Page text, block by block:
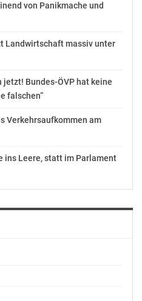
Ansatzpunkt für eine
auf der RNA-Technologie
des Fraunhofer ITEM und
Molekulare und
von kardiovaskulärer
Schwerpunkt
nur für die
insgesamt enormes
made in
Thum.
Niedersachsen
von Fraunhofer. So
in
von
von Panikmache und
Landwirtschaft massiv unter
jetzt! Bundes-ÖVP hat keine
falschen“
Verkehrsaufkommen am
ins Leere, statt im Parlament